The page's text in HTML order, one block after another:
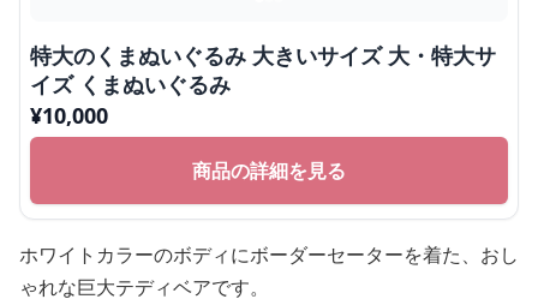
特大のくまぬいぐるみ 大きいサイズ 大・特大サ
イズ くまぬいぐるみ
¥10,000
商品の詳細を見る
ホワイトカラーのボディにボーダーセーターを着た、おし
ゃれな巨大テディベアです。